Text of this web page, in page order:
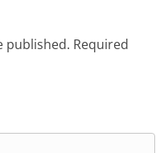
published. Required